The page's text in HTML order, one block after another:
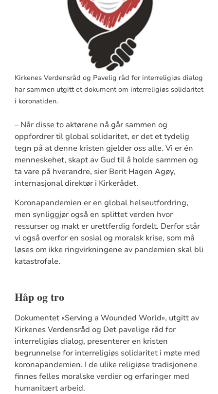
Kirkenes Verdensråd og Pavelig råd for interreligiøs dialog
har sammen utgitt et dokument om interreligiøs solidaritet
i koronatiden.
– Når disse to aktørene nå går sammen og
oppfordrer til global solidaritet, er det et tydelig
tegn på at denne kristen gjelder oss alle. Vi er én
menneskehet, skapt av Gud til å holde sammen og
ta vare på hverandre, sier Berit Hagen Agøy,
internasjonal direktør i Kirkerådet.
Koronapandemien er en global helseutfordring,
men synliggjør også en splittet verden hvor
ressurser og makt er urettferdig fordelt. Derfor står
vi også overfor en sosial og moralsk krise, som må
løses om ikke ringvirkningene av pandemien skal bli
katastrofale.
Håp og tro
Dokumentet «Serving a Wounded World», utgitt av
Kirkenes Verdensråd og Det pavelige råd for
interreligiøs dialog, presenterer en kristen
begrunnelse for interreligiøs solidaritet i møte med
koronapandemien. I de ulike religiøse tradisjonene
finnes felles moralske verdier og erfaringer med
humanitært arbeid.